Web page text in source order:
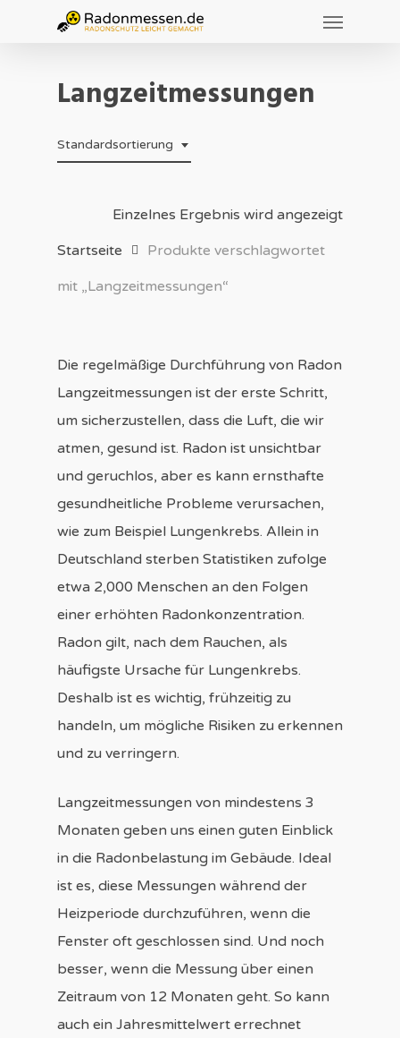
Menu
Langzeitmessungen
Standardsortierung
Einzelnes Ergebnis wird angezeigt
Startseite
Produkte verschlagwortet
mit „Langzeitmessungen“
Die regelmäßige Durchführung von Radon
Langzeitmessungen ist der erste Schritt,
um sicherzustellen, dass die Luft, die wir
atmen, gesund ist. Radon ist unsichtbar
und geruchlos, aber es kann ernsthafte
gesundheitliche Probleme verursachen,
wie zum Beispiel Lungenkrebs. Allein in
Deutschland sterben Statistiken zufolge
etwa 2,000 Menschen an den Folgen
einer erhöhten Radonkonzentration.
Radon gilt, nach dem Rauchen, als
häufigste Ursache für Lungenkrebs.
Deshalb ist es wichtig, frühzeitig zu
handeln, um mögliche Risiken zu erkennen
und zu verringern.
Langzeitmessungen von mindestens 3
Monaten geben uns einen guten Einblick
in die Radonbelastung im Gebäude. Ideal
ist es, diese Messungen während der
Heizperiode durchzuführen, wenn die
Fenster oft geschlossen sind. Und noch
besser, wenn die Messung über einen
Zeitraum von 12 Monaten geht. So kann
auch ein Jahresmittelwert errechnet